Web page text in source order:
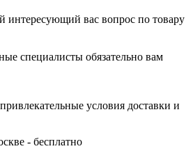
интересующий вас вопрос по товару
специалисты обязательно вам
условия доставки и
- бесплатно